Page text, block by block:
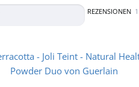
REZENSIONEN 1